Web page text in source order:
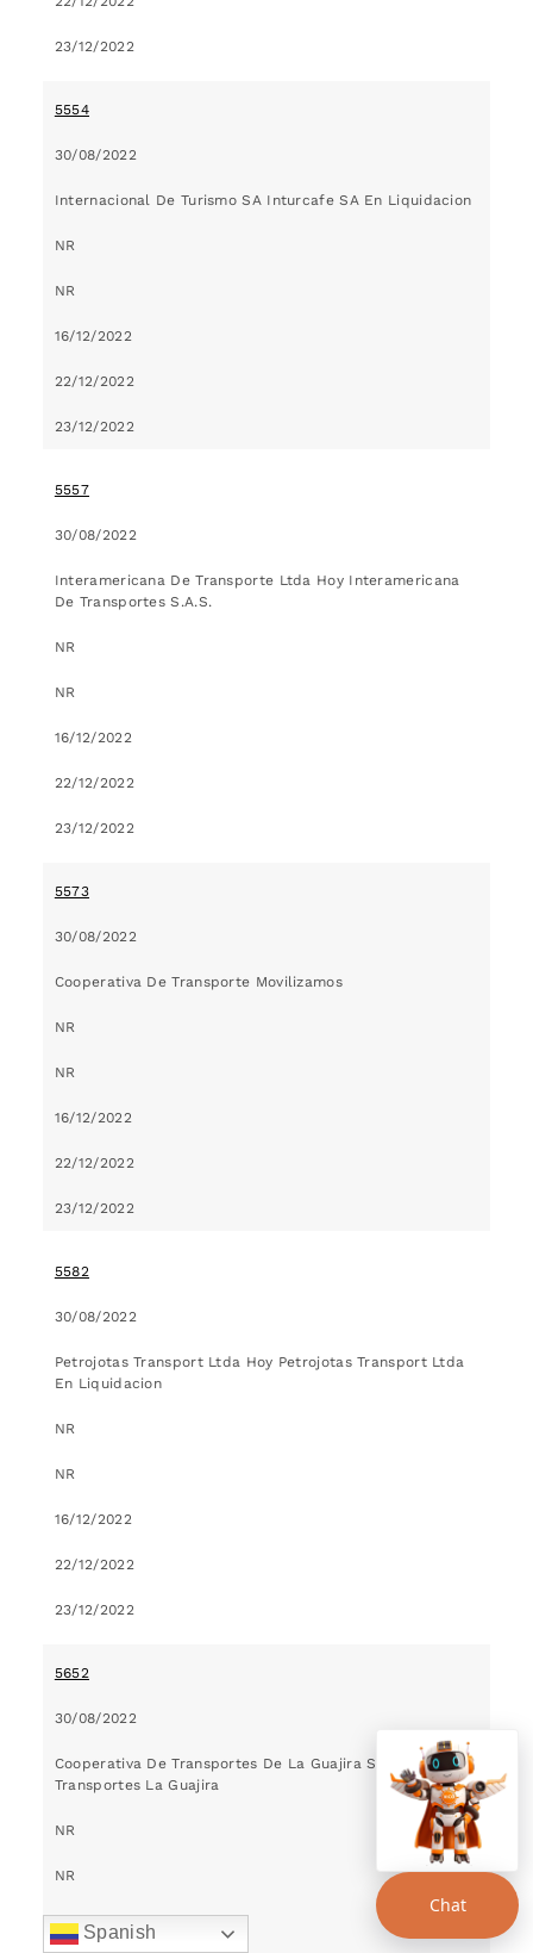
23/12/2022
5554
30/08/2022
Internacional De Turismo SA Inturcafe SA En Liquidacion
NR
NR
16/12/2022
22/12/2022
23/12/2022
5557
30/08/2022
Interamericana De Transporte Ltda Hoy Interamericana
De Transportes S.A.S.
NR
NR
16/12/2022
22/12/2022
23/12/2022
5573
30/08/2022
Cooperativa De Transporte Movilizamos
NR
NR
16/12/2022
22/12/2022
23/12/2022
5582
30/08/2022
Petrojotas Transport Ltda Hoy Petrojotas Transport Ltda
En Liquidacion
NR
NR
16/12/2022
22/12/2022
23/12/2022
5652
30/08/2022
Cooperativa De Transportes De La Guajira SIgla:
Transportes La Guajira
NR
NR
16/12/2022
Spanish
Chat